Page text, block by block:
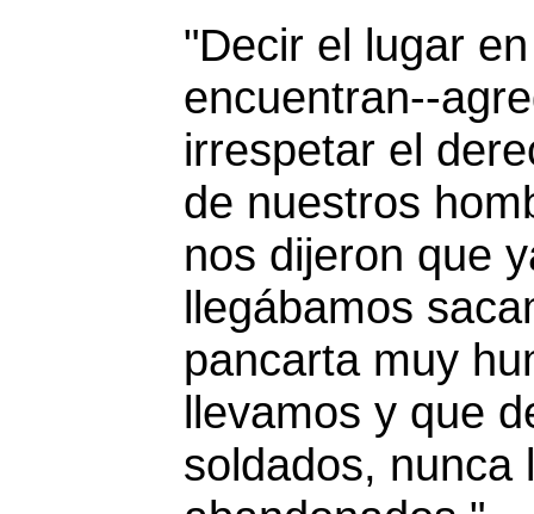
"Decir el lugar
encuentran--
irrespetar el
de nuestros
nos dijeron que
llegábamos
pancarta muy
llevamos y que
soldados, nunca